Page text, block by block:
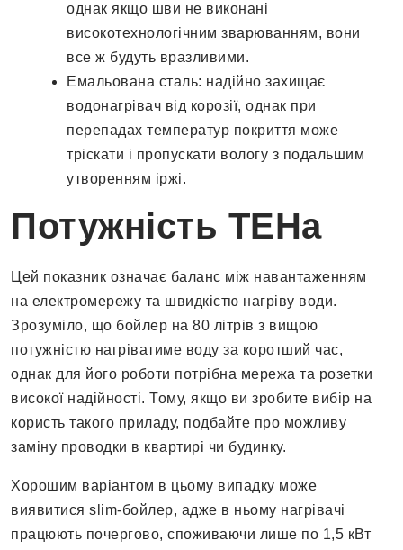
однак якщо шви не виконані
високотехнологічним зварюванням, вони
все ж будуть вразливими.
Емальована сталь: надійно захищає
водонагрівач від корозії, однак при
перепадах температур покриття може
тріскати і пропускати вологу з подальшим
утворенням іржі.
Потужність ТЕНа
Цей показник означає баланс між навантаженням
на електромережу та швидкістю нагріву води.
Зрозуміло, що бойлер на 80 літрів з вищою
потужністю нагріватиме воду за коротший час,
однак для його роботи потрібна мережа та розетки
високої надійності. Тому, якщо ви зробите вибір на
користь такого приладу, подбайте про можливу
заміну проводки в квартирі чи будинку.
Хорошим варіантом в цьому випадку може
виявитися slim-бойлер, адже в ньому нагрівачі
працюють почергово, споживаючи лише по 1,5 кВт